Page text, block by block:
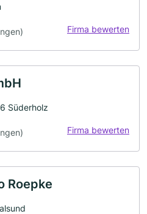
Firma bewerten
Süderholz
Firma bewerten
Roepke